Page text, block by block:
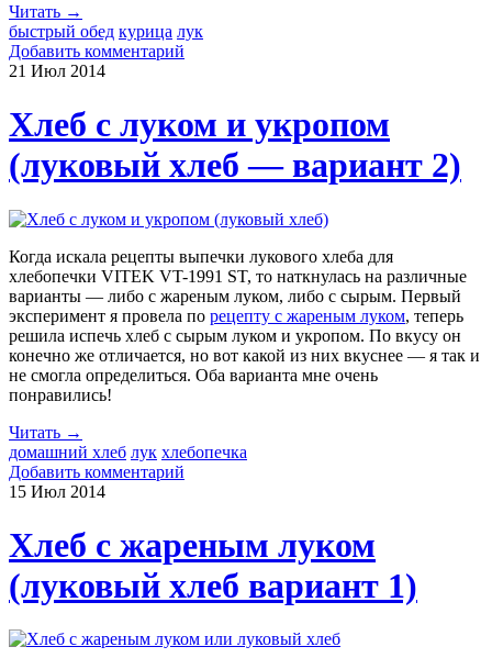
Читать →
быстрый обед курица лук
Добавить комментарий
21 Июл 2014
Хлеб с луком и укропом
(луковый хлеб — вариант 2)
Когда искала рецепты выпечки лукового хлеба для
хлебопечки VITEK VT-1991 ST, то наткнулась на различные
варианты — либо с жареным луком, либо с сырым. Первый
эксперимент я провела по рецепту с жареным луком, теперь
решила испечь хлеб с сырым луком и укропом. По вкусу он
конечно же отличается, но вот какой из них вкуснее — я так и
не смогла определиться. Оба варианта мне очень
понравились!
Читать →
домашний хлеб лук хлебопечка
Добавить комментарий
15 Июл 2014
Хлеб с жареным луком
(луковый хлеб вариант 1)